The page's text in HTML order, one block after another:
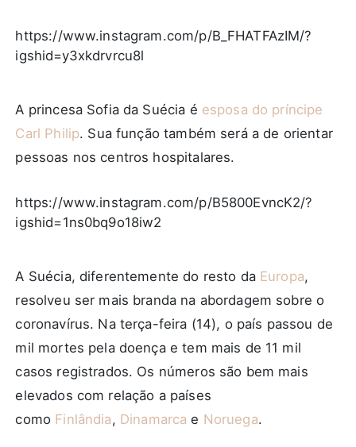
https://www.instagram.com/p/B_FHATFAzIM/?
igshid=y3xkdrvrcu8l
A princesa Sofia da Suécia é esposa do príncipe
Carl Philip. Sua função também será a de orientar
pessoas nos centros hospitalares.
https://www.instagram.com/p/B5800EvncK2/?
igshid=1ns0bq9o18iw2
A Suécia, diferentemente do resto da Europa,
resolveu ser mais branda na abordagem sobre o
coronavírus. Na terça-feira (14), o país passou de
mil mortes pela doença e tem mais de 11 mil
casos registrados. Os números são bem mais
elevados com relação a países
como Finlândia, Dinamarca e Noruega.